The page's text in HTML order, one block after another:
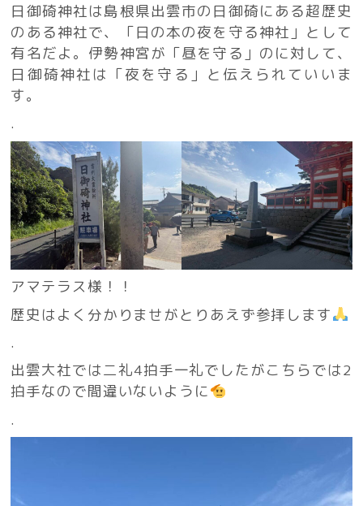
日御碕神社は島根県出雲市の日御碕にある超歴史
のある神社で、「日の本の夜を守る神社」として
有名だよ。伊勢神宮が「昼を守る」のに対して、
日御碕神社は「夜を守る」と伝えられていいま
す。
.
アマテラス様！！
歴史はよく分かりませがとりあえず参拝します
.
出雲大社では二礼4拍手一礼でしたがこちらでは2
拍手なので間違いないように
.